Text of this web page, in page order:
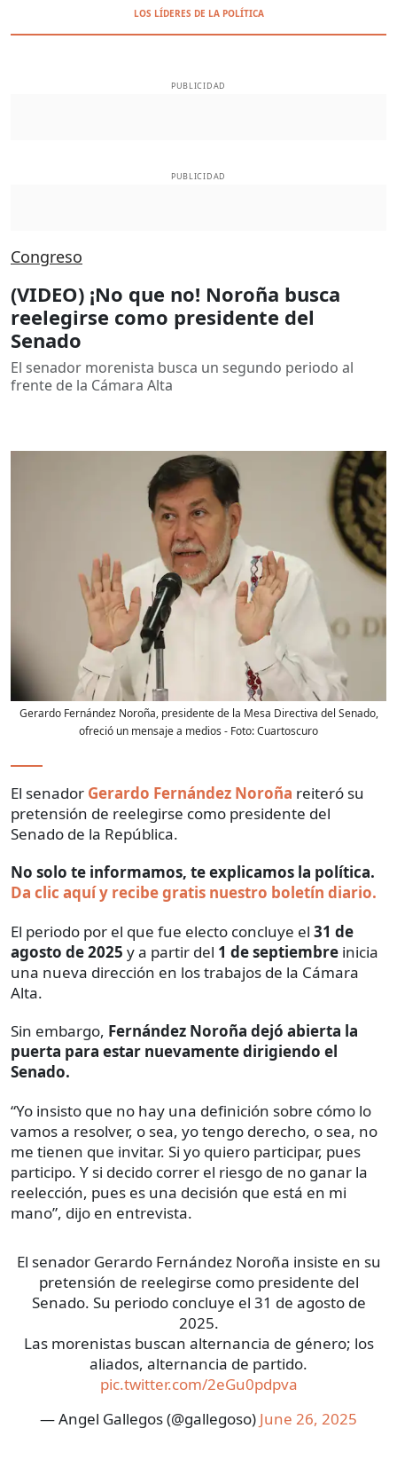
LOS LÍDERES DE LA POLÍTICA
PUBLICIDAD
PUBLICIDAD
Congreso
(VIDEO) ¡No que no! Noroña busca
reelegirse como presidente del
Senado
El senador morenista busca un segundo periodo al
frente de la Cámara Alta
Gerardo Fernández Noroña, presidente de la Mesa Directiva del Senado,
ofreció un mensaje a medios - Foto:Cuartoscuro
El senador Gerardo Fernández Noroña reiteró su
pretensión de reelegirse como presidente del
Senado de la República.
No solo te informamos, te explicamos la política.
Da clic aquí y recibe gratis nuestro boletín diario.
El periodo por el que fue electo concluye el 31 de
agosto de 2025 y a partir del 1 de septiembre inicia
una nueva dirección en los trabajos de la Cámara
Alta.
Sin embargo, Fernández Noroña dejó abierta la
puerta para estar nuevamente dirigiendo el
Senado.
“Yo insisto que no hay una definición sobre cómo lo
vamos a resolver, o sea, yo tengo derecho, o sea, no
me tienen que invitar. Si yo quiero participar, pues
participo. Y si decido correr el riesgo de no ganar la
reelección, pues es una decisión que está en mi
mano”, dijo en entrevista.
El senador Gerardo Fernández Noroña insiste en su
pretensión de reelegirse como presidente del
Senado. Su periodo concluye el 31 de agosto de
2025.
Las morenistas buscan alternancia de género; los
aliados, alternancia de partido.
pic.twitter.com/2eGu0pdpva
— Angel Gallegos (@gallegoso) June 26, 2025